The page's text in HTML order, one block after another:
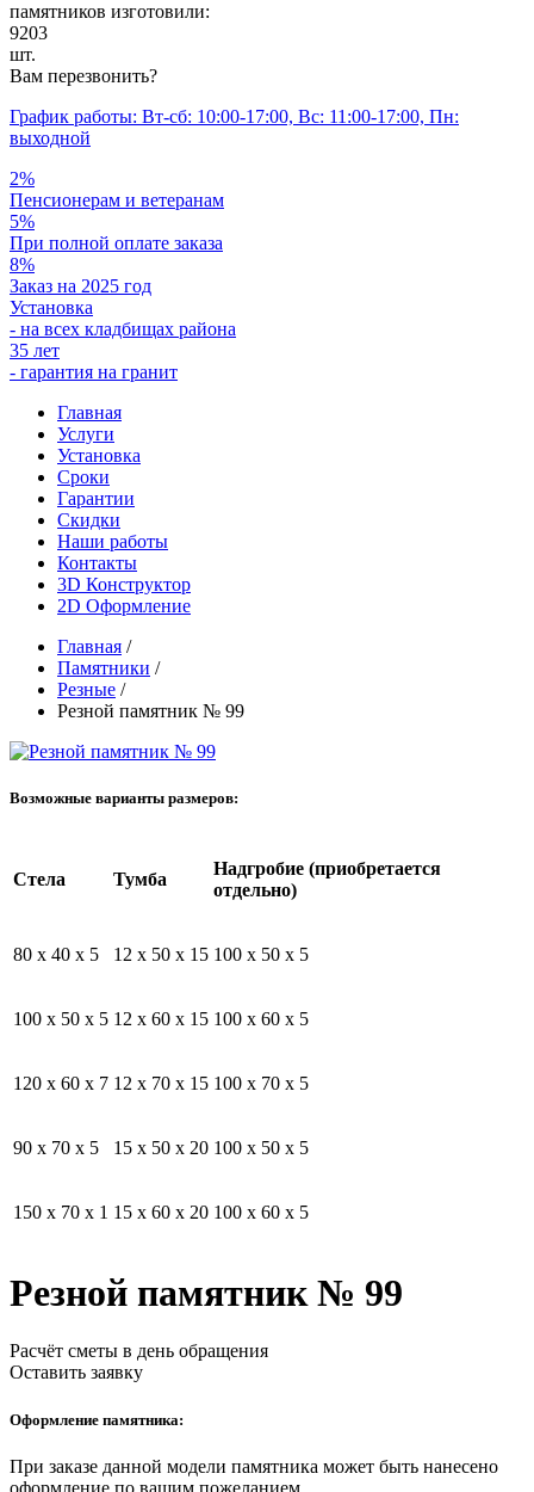
памятников изготовили:
9203
шт.
Вам перезвонить?
График работы: Вт-сб: 10:00-17:00, Вс: 11:00-17:00, Пн:
выходной
2%
Пенсионерам и ветеранам
5%
При полной оплате заказа
8%
Заказ на 2025 год
Установка
- на всех кладбищах района
35 лет
- гарантия на гранит
Главная
Услуги
Установка
Сроки
Гарантии
Скидки
Наши работы
Контакты
3D Конструктор
2D Оформление
Главная /
Памятники /
Резные /
Резной памятник № 99
Возможные варианты размеров:
Стела Тумба
Надгробие (приобретается
отдельно)
80 x 40 x 5 12 x 50 x 15 100 x 50 x 5
100 x 50 x 5 12 x 60 x 15 100 x 60 x 5
120 x 60 x 7 12 x 70 x 15 100 x 70 x 5
90 x 70 x 5 15 x 50 x 20 100 x 50 x 5
150 x 70 x 1 15 x 60 x 20 100 x 60 x 5
Резной памятник № 99
Расчёт сметы в день обращения
Оставить заявку
Оформление памятника:
При заказе данной модели памятника может быть нанесено
оформление по вашим пожеланием.